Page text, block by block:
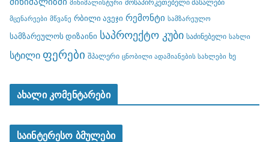
მინიმალისტური
მცენარეები მწვანე რბილი ავეჯი რემონტი სამზარეულო
სამზარეულოს დიზაინი საპროექტო კუბი საძინებელი სახლი
სტილი ფერები შპალერი ცნობილი ადამიანების სახლები ხე
ახალი კომენტარები
საინტერესო ბმულები